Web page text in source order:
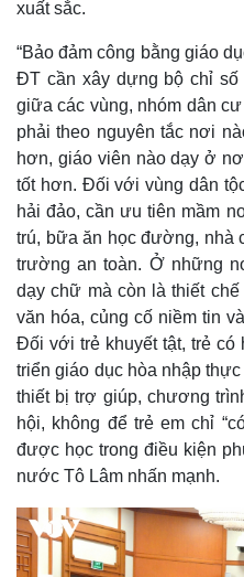
Tư vấn luật
xuất sắc.
“Bảo đảm công bằng giáo
ĐT cần xây dựng bộ chỉ số
giữa các vùng, nhóm dân
phải theo nguyên tắc nơi
hơn, giáo viên nào dạy ở
tốt hơn. Đối với vùng dân
hải đảo, cần ưu tiên mầm
trú, bữa ăn học đường, nhà
trường an toàn. Ở những
dạy chữ mà còn là thiết
văn hóa, củng cố niềm tin
Đối với trẻ khuyết tật, trẻ có
triển giáo dục hòa nhập
thiết bị trợ giúp, chương
hội, không để trẻ em chỉ
được học trong điều kiện
nước Tô Lâm nhấn mạnh.